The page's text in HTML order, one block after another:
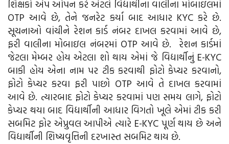
શિક્ષકો એપ ઓપન કરે એટલે વિદ્યાર્થીના વાલીના મોબાઇલમાં
OTP આવે છે, તેને જનરેટ કર્યા બાદ આધાર KYC કરે છે.
સૂચનાઓ વાંચીને રેશન કાર્ડ નંબર દાખલ કરવામાં આવે છે,
ફરી વાલીના મોબાઇલ નંબરમાં OTP આવે છે. રેશન કાર્ડમાં
જેટલા મેમ્બર હોય એટલા શો થાય એમાં જે વિદ્યાર્થીનું E-KYC
બાકી હોય એના નામ પર ટીક કરવાથી ફોટો કેપ્ચર કરવાનો,
ફોટો કેપ્ચર કરવા ફરી પાછો OTP આવે તે દાખલ કરવામાં
આવે છે. ત્યારબાદ ફોટો કેપ્ચર કરવામાં પણ સમય લાગે, ફોટો
કેપ્ચર થયા બાદ વિદ્યાર્થીની આધાર વિગતો ખૂલે એમાં ટીક કરી
સબમિટ ફોર એપ્રુવલ આપીએ ત્યારે E-KYC પૂર્ણ થાય છે અને
વિદ્યાર્થીની શિષ્યવૃત્તિની દરખાસ્ત સબમિટ થાય છે.